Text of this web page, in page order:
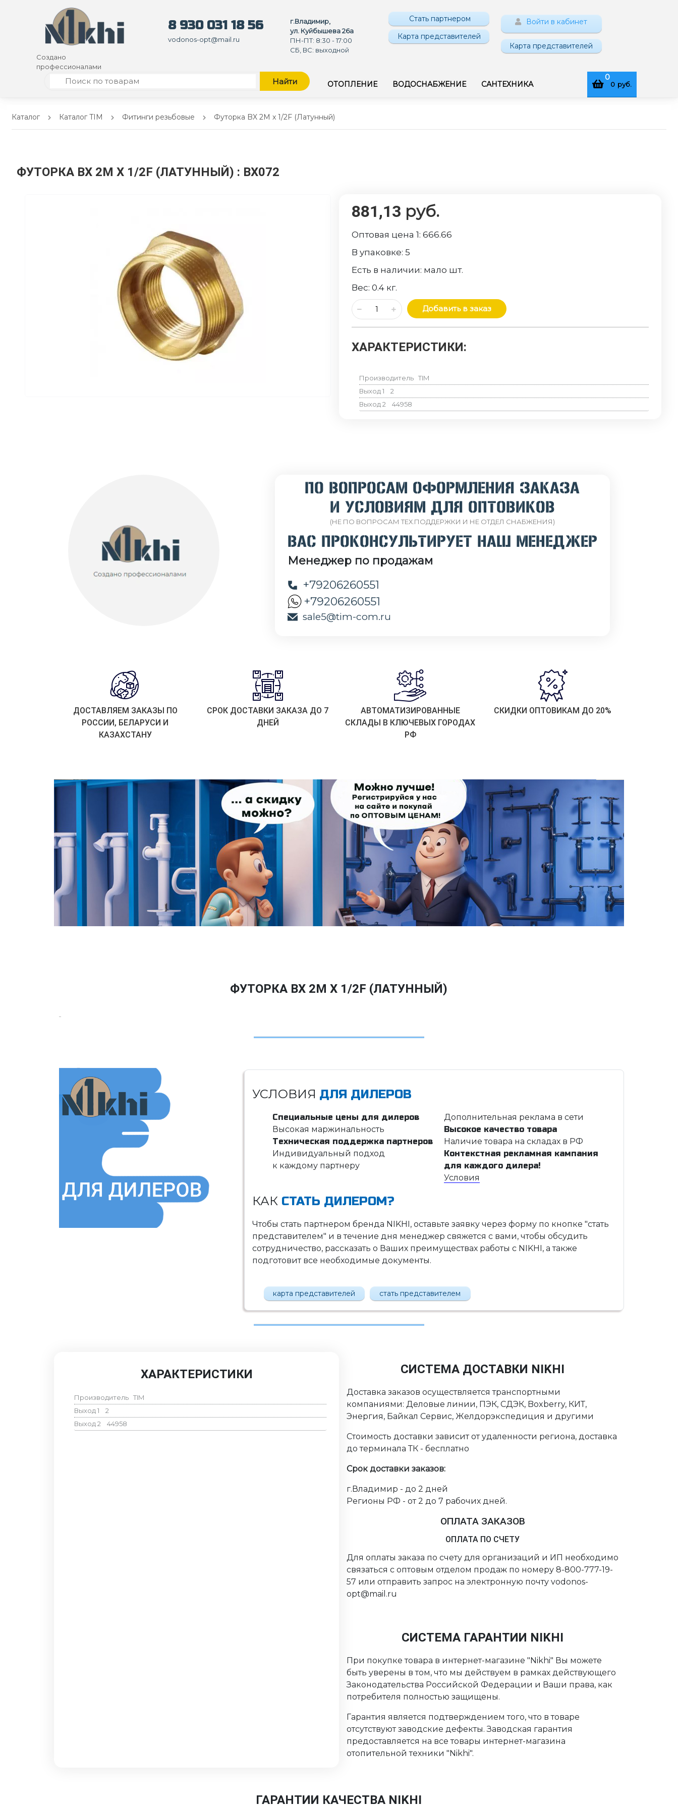
Создано
профессионалами
8 930 031 18 56
vodonos-opt@mail.ru
г.Владимир,
ул. Куйбышева 26а
ПН-ПТ: 8:30 - 17:00
СБ, ВС: выходной
Стать партнером
Карта представителей
Войти в кабинет
Карта представителей
Найти ОТОПЛЕНИЕ ВОДОСНАБЖЕНИЕ САНТЕХНИКА
0
0 руб.
Каталог Каталог TIM Фитинги резьбовые Футорка BX 2M x 1/2F (Латунный)
ФУТОРКА BX 2M X 1/2F (ЛАТУННЫЙ) : BX072
881,13 руб.
Оптовая цена 1: 666.66
В упаковке: 5
Есть в наличии: мало шт.
Вес: 0.4 кг.
Добавить в заказ
ХАРАКТЕРИСТИКИ:
Производитель TIM
Выход 1
2
Выход 2
44958
ПО ВОПРОСАМ ОФОРМЛЕНИЯ ЗАКАЗА
И УСЛОВИЯМ ДЛЯ ОПТОВИКОВ
(НЕ ПО ВОПРОСАМ ТЕХ.ПОДДЕРЖКИ И НЕ ОТДЕЛ СНАБЖЕНИЯ)
ВАС ПРОКОНСУЛЬТИРУЕТ НАШ МЕНЕДЖЕР
Менеджер по продажам
+79206260551
+79206260551
sale5@tim-com.ru
ДОСТАВЛЯЕМ ЗАКАЗЫ ПО
РОССИИ, БЕЛАРУСИ И
КАЗАХСТАНУ
СРОК ДОСТАВКИ ЗАКАЗА ДО 7
ДНЕЙ
АВТОМАТИЗИРОВАННЫЕ
СКЛАДЫ В КЛЮЧЕВЫХ ГОРОДАХ
РФ
СКИДКИ ОПТОВИКАМ ДО 20%
ФУТОРКА BX 2M X 1/2F (ЛАТУННЫЙ)
УСЛОВИЯ ДЛЯ ДИЛЕРОВ
Специальные цены для дилеров
Дополнительная реклама в сети
Высокая маржинальность
Высокое качество товара
Техническая поддержка партнеров
Наличие товара на складах в РФ
Индивидуальный подход
к каждому партнеру
Контекстная рекламная кампания
для каждого дилера!
Условия
КАКСТАТЬ ДИЛЕРОМ?
Чтобы стать партнером бренда NIKHI, оставьте заявку через форму по кнопке "стать
представителем" и в течение дня менеджер свяжется с вами, чтобы обсудить
сотрудничество, рассказать о Ваших преимуществах работы с NIKHI, а также
подготовит все необходимые документы.
карта представителей стать представителем
ХАРАКТЕРИСТИКИ
Производитель TIM
Выход 1
2
Выход 2
44958
СИСТЕМА ДОСТАВКИ NIKHI
Доставка заказов осуществляется транспортными
компаниями: Деловые линии, ПЭК, СДЭК, Boxberry, КИТ,
Энергия, Байкал Сервис, Желдорэкспедиция и другими
Стоимость доставки зависит от удаленности региона, доставка
до терминала ТК - бесплатно
Срок доставки заказов:
г.Владимир - до 2 дней
Регионы РФ - от 2 до 7 рабочих дней.
ОПЛАТА ЗАКАЗОВ
ОПЛАТА ПО СЧЕТУ
Для оплаты заказа по счету для организаций и ИП необходимо
связаться с оптовым отделом продаж по номеру 8-800-777-19-
57 или отправить запрос на электронную почту vodonos-
opt@mail.ru
СИСТЕМА ГАРАНТИИ NIKHI
При покупке товара в интернет-магазине "Nikhi" Вы можете
быть уверены в том, что мы действуем в рамках действующего
Законодательства Российской Федерации и Ваши права, как
потребителя полностью защищены.
Гарантия является подтверждением того, что в товаре
отсутствуют заводские дефекты. Заводская гарантия
предоставляется на все товары интернет-магазина
отопительной техники "Nikhi".
ГАРАНТИИ КАЧЕСТВА NIKHI